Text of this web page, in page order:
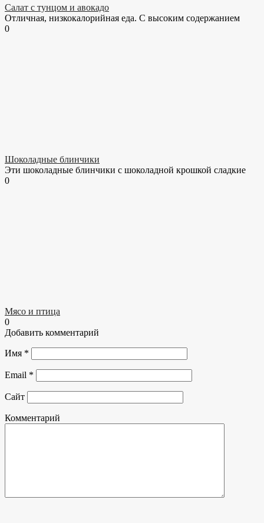
Салат с тунцом и авокадо
Отличная, низкокалорийная еда. С высоким содержанием
0
Шоколадные блинчики
Эти шоколадные блинчики с шоколадной крошкой сладкие
0
Мясо и птица
0
Добавить комментарий
Имя *
Email *
Сайт
Комментарий